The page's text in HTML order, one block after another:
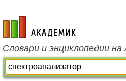
academic.ru
Словари и энциклопедии на